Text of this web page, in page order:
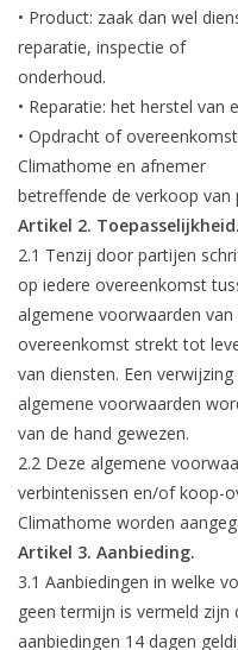
Vloerverwarming/
Klimaatplafonds
Onderhoud
Warmtepompen
Koelcel
• Product: zaak dan wel
reparatie, inspectie of
onderhoud.
• Reparatie: het herstel van
• Opdracht of
Climathome en afnemer
betreffende de verkoop van
Artikel 2. Toepasselijkheid.
2.1 Tenzij door partijen
op iedere overeenkomst
algemene voorwaarden
overeenkomst strekt tot
van diensten. Een
algemene voorwaarden
van de hand gewezen.
2.2 Deze algemene
verbintenissen en/of koop-
Climathome worden
Artikel 3. Aanbieding.
3.1 Aanbiedingen in welke
geen termijn is vermeld
aanbiedingen 14 dagen